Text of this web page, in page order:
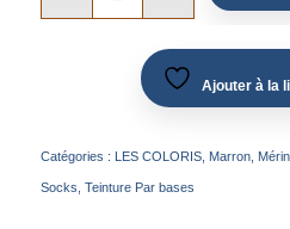
Ajouter à la
Catégories : LES COLORIS, Marron,
Socks, Teinture Par bases